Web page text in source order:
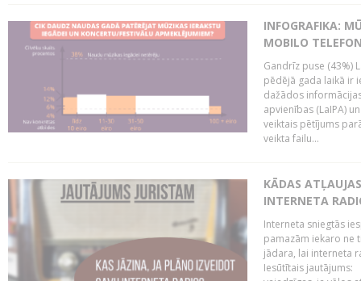
INFOGRAFIKA:
MOBILO
Gandrīz puse (43%)
pēdējā gada laikā ir
dažādos
apvienības (LaIPA)
veiktais pētījums
veikta failu...
KĀDAS
INTERNETA
Interneta sniegtās
pamazām iekaro ne
jādara, lai interneta
Iesūtītais jautājums: